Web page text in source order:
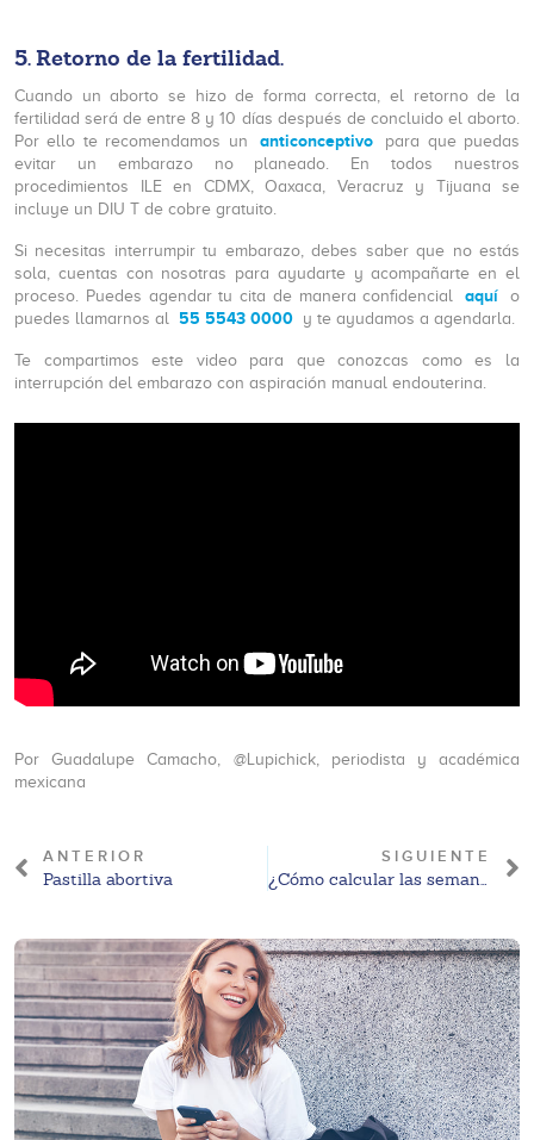
5.Retorno de la fertilidad.
Cuando un aborto se hizo de forma correcta, el retorno de la
fertilidad será de entre 8 y 10 días después de concluido el aborto.
Por ello te recomendamos un
anticonceptivo
para que puedas
evitar un embarazo no planeado. En todos nuestros
procedimientos ILE en CDMX, Oaxaca, Veracruz y Tijuana se
incluye un DIU T de cobre gratuito.
Si necesitas interrumpir tu embarazo, debes saber que no estás
sola, cuentas con nosotras para ayudarte y acompañarte en el
proceso. Puedes agendar tu cita de manera confidencial
aquí
o
puedes llamarnos al 55 5543 0000 y te ayudamos a agendarla.
Te compartimos este video para que conozcas como es la
interrupción del embarazo con aspiración manual endouterina.
Por Guadalupe Camacho, @Lupichick, periodista y académica
mexicana
ANTERIOR
Pastilla abortiva
SIGUIENTE
¿Cómo calcular las semanas de embarazo?